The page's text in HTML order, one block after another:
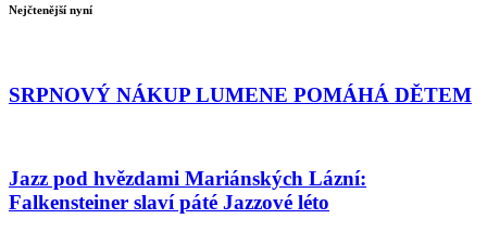
Nejčtenější nyní
SRPNOVÝ NÁKUP LUMENE POMÁHÁ DĚTEM
Jazz pod hvězdami Mariánských Lázní:
Falkensteiner slaví páté Jazzové léto